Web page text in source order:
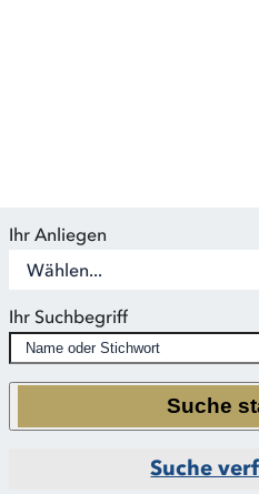
Ihr Anliegen
Wählen...
Ihr Suchbegriff
Suche
Suche